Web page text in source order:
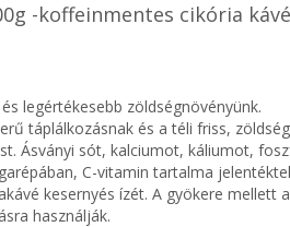
-koffeinmentes cikória kávé
legértékesebb zöldségnövényünk.
táplálkozásnak és a téli friss,
Ásványi sót, kalciumot, káliumot,
C-vitamin tartalma
kesernyés ízét. A gyökere mellett
használják.